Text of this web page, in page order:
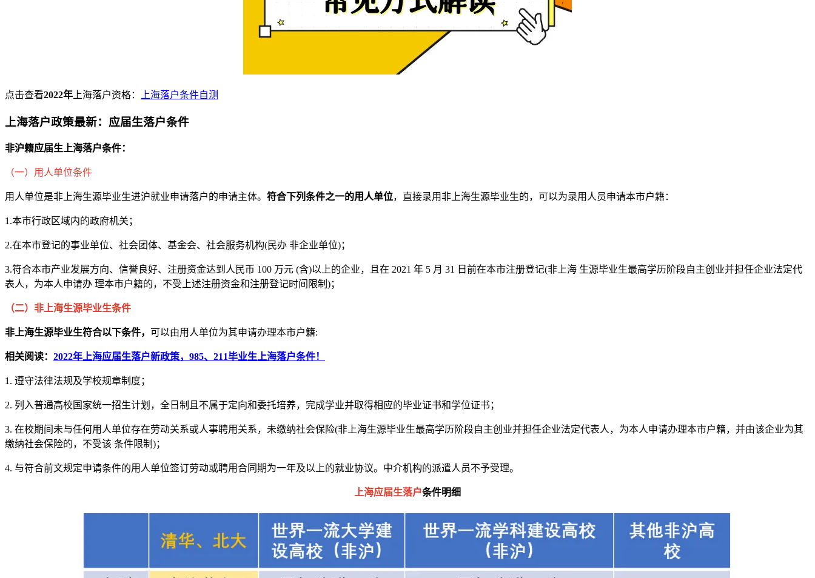
点击查看2022年 上海落户资格： 上海落户条件自测
上海落户政策最新：应届生落户条件
非沪籍应届生上海落户条件：
（一）用人单位条件
用人单位是非上海生源毕业生进沪就业申请落户的申请主体。 符合下列条件之一的用人单位，直接录用非上海生源毕业生的，可以为录用人员申请本市户籍：
1.本市行政区域内的政府机关；
2.在本市登记的事业单位、社会团体、基金会、社会服务机构(民办 非企业单位)；
3.符合本市产业发展方向、信誉良好、注册资金达到人民币 100 万元 (含)以上的企业，且在 2021 年 5 月 31 日前在本市注册登记(非上海 生源毕业生最高学历阶段自主创业并担任企业法定代
表人，为本人申请办 理本市户籍的，不受上述注册资金和注册登记时间限制)；
（二）非上海生源毕业生条件
非上海生源毕业生符合以下条件， 可以由用人单位为其申请办理本市户籍:
相关阅读： 2022年上海应届生落户新政策，985、211毕业生上海落户条件！
1. 遵守法律法规及学校规章制度；
2. 列入普通高校国家统一招生计划，全日制且不属于定向和委托培养，完成学业并取得相应的毕业证书和学位证书；
3. 在校期间未与任何用人单位存在劳动关系或人事聘用关系，未缴纳社会保险(非上海生源毕业生最高学历阶段自主创业并担任企业法定代表人，为本人申请办理本市户籍，并由该企业为其
缴纳社会保险的，不受该 条件限制)；
4. 与符合前文规定申请条件的用人单位签订劳动或聘用合同期为一年及以上的就业协议。中介机构的派遣人员不予受理。
上海应届生落户条件明细